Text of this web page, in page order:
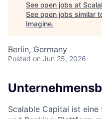
See open jobs at
See open jobs similar
Imagine.
Berlin, Germany
Posted on Jun 25, 2026
Scalable Capital ist